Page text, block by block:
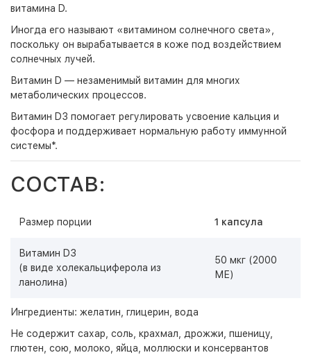
витамина D.
Иногда его называют «витамином солнечного света»,
поскольку он вырабатывается в коже под воздействием
солнечных лучей.
Витамин D — незаменимый витамин для многих
метаболических процессов.
Витамин D3 помогает регулировать усвоение кальция и
фосфора и поддерживает нормальную работу иммунной
системы*.
СОСТАВ:
Размер порции 1 капсула
Витамин D3
(в виде холекальциферола из
ланолина)
50 мкг (2000
МЕ)
Ингредиенты: желатин, глицерин, вода
Не содержит сахар, соль, крахмал, дрожжи, пшеницу,
глютен, сою, молоко, яйца, моллюски и консервантов